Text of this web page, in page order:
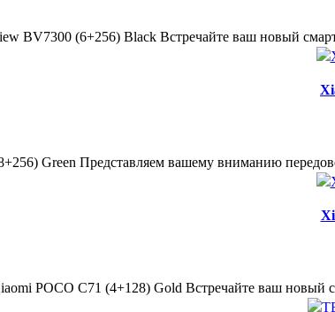
BV7300 (6+256) Black Встречайте ваш новый
Green Представляем вашему вниманию
POCO C71 (4+128) Gold Встречайте ваш новый